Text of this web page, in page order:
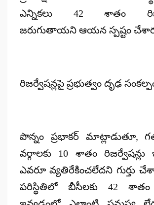
ఎన్నికలు 42 శాతం
జరుగుతాయని ఆయన స్పష్టం
రిజర్వేషన్లపై ప్రభుత్వం దృఢ
పొన్నం ప్రభాకర్ మాట్లాడుతూ,
వర్గాలకు 10 శాతం రిజర్వేషన్లు
ఎవరూ వ్యతిరేకించలేదని గుర్తు
పరిస్థితిలో బీసీలకు 42 శాతం